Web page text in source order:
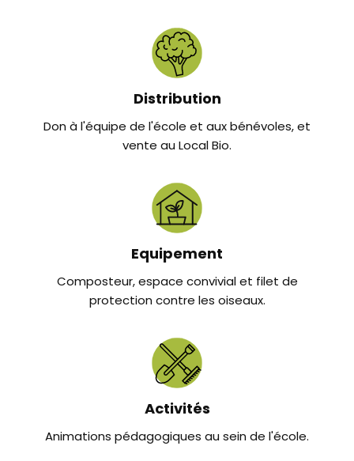
Distribution
Don à l'équipe de l'école et aux bénévoles, et
vente au Local Bio.
Equipement
Composteur, espace convivial et filet de
protection contre les oiseaux.
Activités
Animations pédagogiques au sein de l'école.